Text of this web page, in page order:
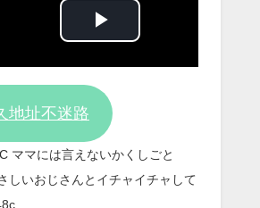
Play
地址不迷路